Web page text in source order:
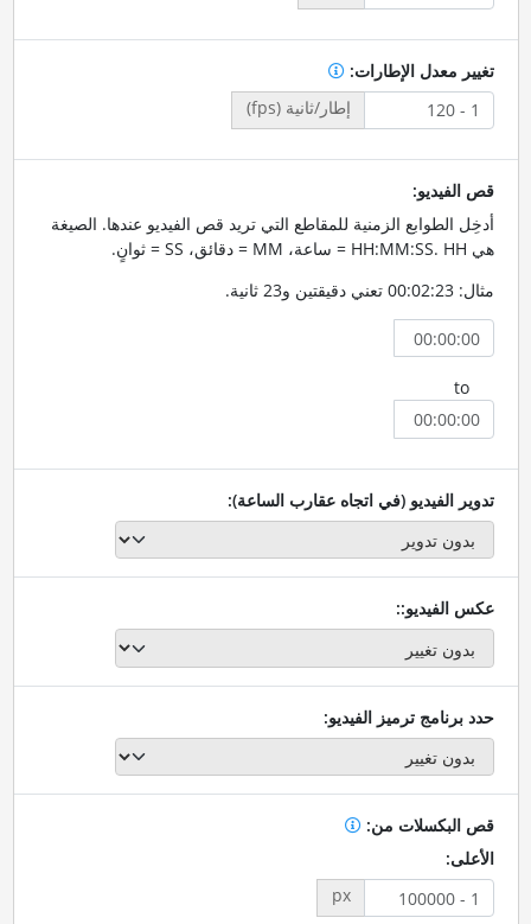
تغيير معدل الإطارات:
إطار/ثانية (fps)
قص الفيديو:
أدخِل الطوابع الزمنية للمقاطع التي تريد قص الفيديو عندها. الصيغة
هي HH:MM:SS. HH = ساعة، MM = دقائق، SS = ثوانٍ.
مثال: 00:02:23 تعني دقيقتين و23 ثانية.
to
تدوير الفيديو (في اتجاه عقارب الساعة):
عكس الفيديو::
حدد برنامج ترميز الفيديو:
قص البكسلات من:
الأعلى:
px